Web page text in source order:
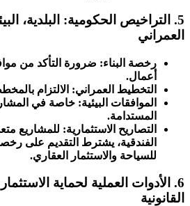
5. التراخيص الحكومية: البلدية،
العمراني
رخصة البناء: ضرورة التأكد من
أعمال.
التخطيط العمراني: الالتزام
الموافقات البيئية: خاصة في
المستدامة.
التصاريح الاستثمارية: للمشاريع
الفندقية، يشترط التقديم على
للسياحة والاستثمار العقاري.
6. الأدوات العملية لحماية
القانونية